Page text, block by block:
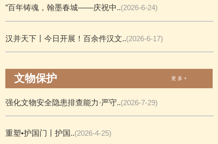
“百年铸魂，翰墨春城——庆祝中..(2026-6-24)
汉并天下丨今日开展！百余件汉文..(2026-6-17)
文物保护 更 多 +
强化文物安全隐患排查能力·严守..(2026-7-29)
重塑•护国门丨护国..(2026-4-25)